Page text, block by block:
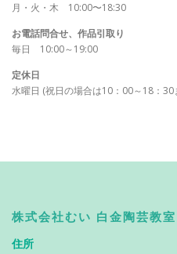
月・火・木 10:00〜18:30
お電話問合せ、作品引取り
毎日 10:00～19:00
定休日
水曜日 (祝日の場合は10：00～18：30
株式会社むい 白金陶芸教室
住所